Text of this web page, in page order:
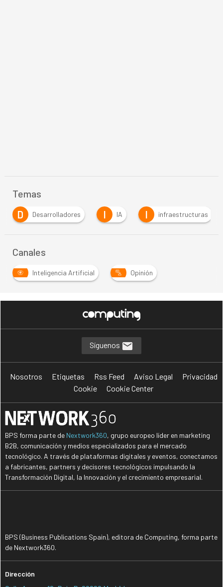
Temas
I
IA I infraestructuras Inteligencia Artificial
Canales
Inteligencia Artificial Opinión
Síguenos
Nosotros Etiquetas Rss Feed Aviso Legal
Privacidad
Cookie
Cookie Center
BPS forma parte de Nextwork360, grupo europeo líder en marketing
B2B, comunicación y medios especializados para el mercado
tecnológico. A través de plataformas digitales y eventos, conectamos
a fabricantes, partners y decisores tecnológicos impulsando la
Transformación Digital, la Innovación y el crecimiento empresarial.
BPS (Business Publications Spain), editora de Computing, forma parte
de Nextwork360.
Dirección